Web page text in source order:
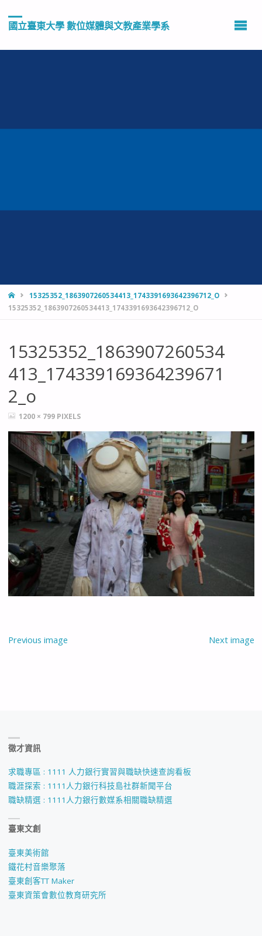
國立臺東大學 數位媒體與文教產業學系
HOME15325352_1863907260534413_1743391693642396712_O
15325352_1863907260534413_1743391693642396712_O
15325352_1863907260534
413_174339169364239671
2_o
FULL1200 × 799 PIXELS
Previous image Next image
徵才資訊
求職專區 : 1111 人力銀行實習與職缺快速查詢看板
職涯探索 : 1111人力銀行科技島社群新聞平台
職缺精選 : 1111人力銀行數媒系相關職缺精選
臺東文創
臺東美術館
鐵花村音樂聚落
臺東創客TT Maker
臺東資策會數位教育研究所